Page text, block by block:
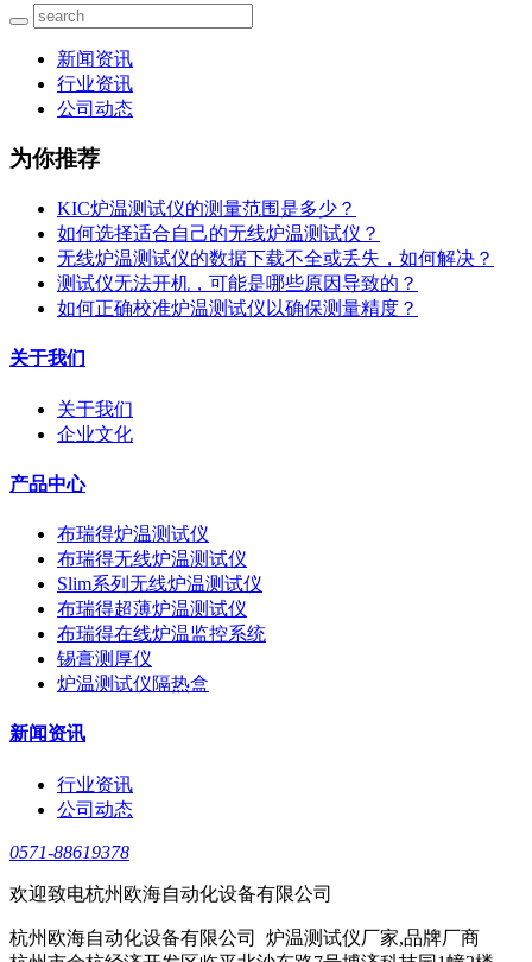
新闻资讯
行业资讯
公司动态
为你推荐
KIC炉温测试仪的测量范围是多少？
如何选择适合自己的无线炉温测试仪？
无线炉温测试仪的数据下载不全或丢失，如何解决？
测试仪无法开机，可能是哪些原因导致的？
如何正确校准炉温测试仪以确保测量精度？
关于我们
关于我们
企业文化
产品中心
布瑞得炉温测试仪
布瑞得无线炉温测试仪
Slim系列无线炉温测试仪
布瑞得超薄炉温测试仪
布瑞得在线炉温监控系统
锡膏测厚仪
炉温测试仪隔热盒
新闻资讯
行业资讯
公司动态
0571-88619378
欢迎致电杭州欧海自动化设备有限公司
杭州欧海自动化设备有限公司 炉温测试仪厂家,品牌厂商